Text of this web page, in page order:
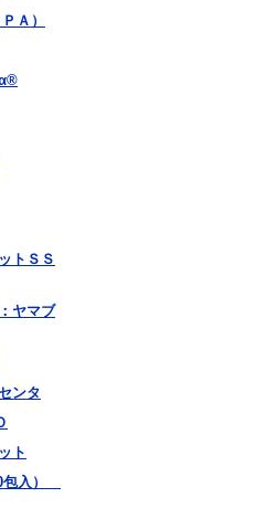
Ａ）
トＳＳ
ヤマブ
ンタ
ト
包入）